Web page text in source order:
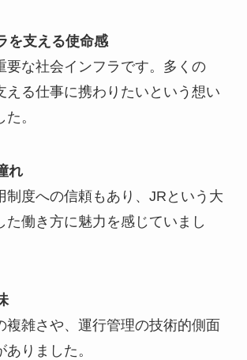
を支える使命感
要な社会インフラです。多くの
える仕事に携わりたいという想い
。
れ
制度への信頼もあり、JRという大
た働き方に魅力を感じていまし
複雑さや、運行管理の技術的側面
りました。